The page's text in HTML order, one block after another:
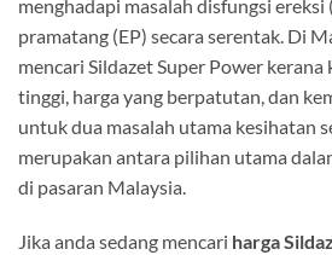
menghadapi masalah disfungsi ereksi
pramatang (EP) secara serentak. Di
mencari Sildazet Super Power
tinggi, harga yang berpatutan, dan
untuk dua masalah utama kesihatan
merupakan antara pilihan utama
di pasaran Malaysia.
Jika anda sedang mencari harga